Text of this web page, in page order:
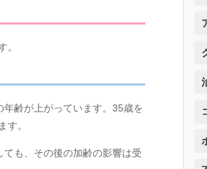
。
齢が上がっています。35歳を
す。
も、その後の加齢の影響は受